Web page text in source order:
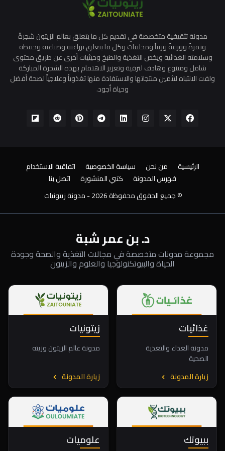
مدونة تثقيفية متخصصة في تقديم كل ما يتعلق بعالم الزيتون شجرةً
وثمرةً وورقةً وزيتاً ومخلفات وكل ما يتعلق بزراعته وصناعته وحفظه
وسلامته الغذائية ويخص التغذية والطبخ وحيثيات أخرى عن طريق محتوى
شامل ومتنوع وهادف لترقية وتعزيز الاهتمام بهذه الشجرة المباركة
ولفت الانتباه لتثمين منتجاتها والاستفادة منها تغذوياً وعلاجياً لصحة أفضل
وحياة أجود.
© جميع الحقوق محفوظة2026 - مدونة زيتونيات
الرئيسية من نحن سياسة الخصوصية
اتفاقية الاستخدام
فهرس المدونة
كتبي المنشورة اتصل بنا
د. بن عمر شبة
مجموعة مدونات متخصصة في مجالات التغذية والصحة وجودة
الحياة والبيوتكنولوجيا والعلوم والزيتون
غذائيات
مدونة الغذاء والتغذية
الصحية
زيارة المدونة
زيتونيات
مدونة عالم الزيتون وزيته
زيارة المدونة
ببيوتك علوميات